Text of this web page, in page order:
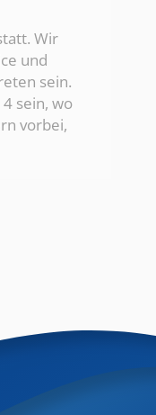
Wir
und
sein.
sein, wo
vorbei,